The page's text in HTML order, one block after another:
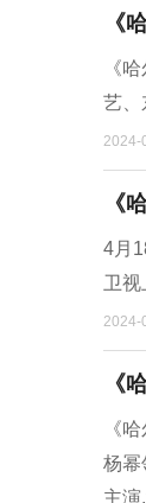
《
《
艺、
2024-
《
4月
卫视
2024-
《
《
杨幂
主演